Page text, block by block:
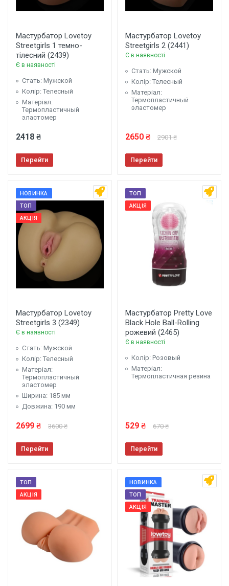
Мастурбатор Lovetoy
Streetgirls 1 темно-
тілесний (2439)
Є в наявності
Стать: Мужской
Колір: Телесный
Матеріал:
Термопластичный
эластомер
2418 ₴
Перейти
Мастурбатор Lovetoy
Streetgirls 2 (2441)
Є в наявності
Стать: Мужской
Колір: Телесный
Матеріал:
Термопластичный
эластомер
2650 ₴ 2901 ₴
Перейти
НОВИНКА
ТОП
АКЦІЯ
Мастурбатор Lovetoy
Streetgirls 3 (2349)
Є в наявності
Стать: Мужской
Колір: Телесный
Матеріал:
Термопластичный
эластомер
Ширина: 185 мм
Довжина: 190 мм
2699 ₴ 3600 ₴
Перейти
ТОП
АКЦІЯ
Мастурбатор Pretty Love
Black Hole Ball-Rolling
рожевий (2465)
Є в наявності
Колір: Розовый
Матеріал:
Термопластичная резина
529 ₴ 670 ₴
Перейти
ТОП
АКЦІЯ
НОВИНКА
ТОП
АКЦІЯ